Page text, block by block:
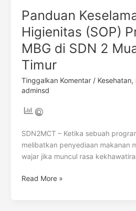
Panduan
Higienitas (SOP)
MBG di SDN 2
Timur
Tinggalkan Komentar / Kesehatan,
adminsd
SDN2MCT – Ketika sebuah
melibatkan penyediaan makanan
wajar jika muncul rasa
Ciujung
Timur
Read More »